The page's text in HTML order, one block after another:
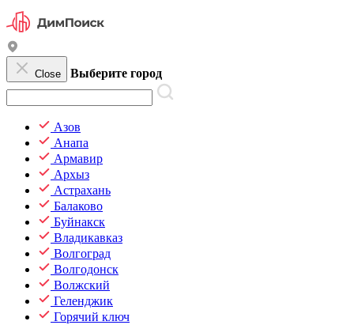
Close Выберите город
Азов
Анапа
Армавир
Архыз
Астрахань
Балаково
Буйнакск
Владикавказ
Волгоград
Волгодонск
Волжский
Геленджик
Горячий ключ